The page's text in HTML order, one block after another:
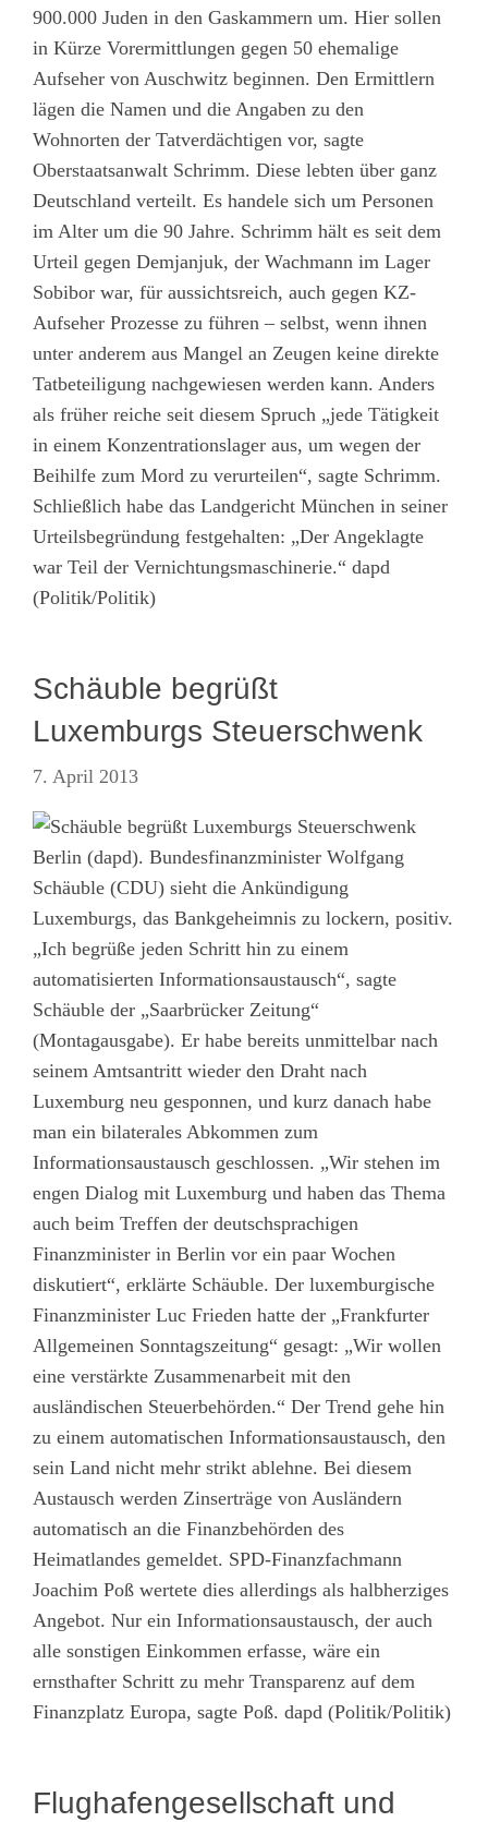
900.000 Juden in den Gaskammern um. Hier sollen
in Kürze Vorermittlungen gegen 50 ehemalige
Aufseher von Auschwitz beginnen. Den Ermittlern
lägen die Namen und die Angaben zu den
Wohnorten der Tatverdächtigen vor, sagte
Oberstaatsanwalt Schrimm. Diese lebten über ganz
Deutschland verteilt. Es handele sich um Personen
im Alter um die 90 Jahre. Schrimm hält es seit dem
Urteil gegen Demjanjuk, der Wachmann im Lager
Sobibor war, für aussichtsreich, auch gegen KZ-
Aufseher Prozesse zu führen – selbst, wenn ihnen
unter anderem aus Mangel an Zeugen keine direkte
Tatbeteiligung nachgewiesen werden kann. Anders
als früher reiche seit diesem Spruch „jede Tätigkeit
in einem Konzentrationslager aus, um wegen der
Beihilfe zum Mord zu verurteilen“, sagte Schrimm.
Schließlich habe das Landgericht München in seiner
Urteilsbegründung festgehalten: „Der Angeklagte
war Teil der Vernichtungsmaschinerie.“ dapd
(Politik/Politik)
Schäuble begrüßt
Luxemburgs Steuerschwenk
7. April 2013
Berlin (dapd). Bundesfinanzminister Wolfgang
Schäuble (CDU) sieht die Ankündigung
Luxemburgs, das Bankgeheimnis zu lockern, positiv.
„Ich begrüße jeden Schritt hin zu einem
automatisierten Informationsaustausch“, sagte
Schäuble der „Saarbrücker Zeitung“
(Montagausgabe). Er habe bereits unmittelbar nach
seinem Amtsantritt wieder den Draht nach
Luxemburg neu gesponnen, und kurz danach habe
man ein bilaterales Abkommen zum
Informationsaustausch geschlossen. „Wir stehen im
engen Dialog mit Luxemburg und haben das Thema
auch beim Treffen der deutschsprachigen
Finanzminister in Berlin vor ein paar Wochen
diskutiert“, erklärte Schäuble. Der luxemburgische
Finanzminister Luc Frieden hatte der „Frankfurter
Allgemeinen Sonntagszeitung“ gesagt: „Wir wollen
eine verstärkte Zusammenarbeit mit den
ausländischen Steuerbehörden.“ Der Trend gehe hin
zu einem automatischen Informationsaustausch, den
sein Land nicht mehr strikt ablehne. Bei diesem
Austausch werden Zinserträge von Ausländern
automatisch an die Finanzbehörden des
Heimatlandes gemeldet. SPD-Finanzfachmann
Joachim Poß wertete dies allerdings als halbherziges
Angebot. Nur ein Informationsaustausch, der auch
alle sonstigen Einkommen erfasse, wäre ein
ernsthafter Schritt zu mehr Transparenz auf dem
Finanzplatz Europa, sagte Poß. dapd (Politik/Politik)
Flughafengesellschaft und